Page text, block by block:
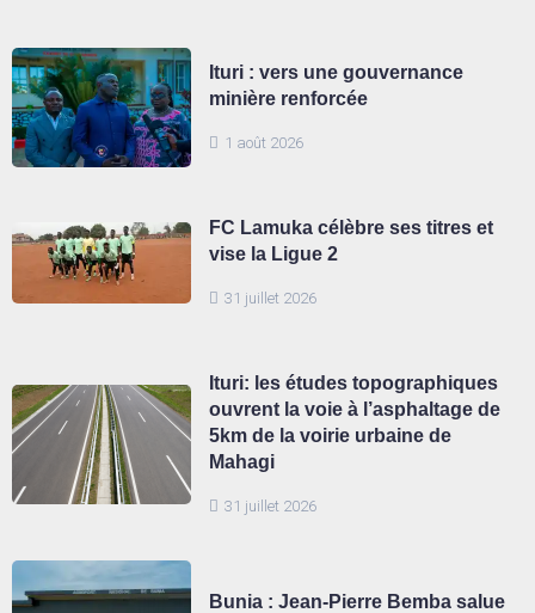
1 août 2026
Ituri : vers une gouvernance
minière renforcée
31 juillet 2026
FC Lamuka célèbre ses titres et
vise la Ligue 2
31 juillet 2026
Ituri: les études topographiques
ouvrent la voie à l’asphaltage de
5km de la voirie urbaine de
Mahagi
Bunia : Jean-Pierre Bemba salue